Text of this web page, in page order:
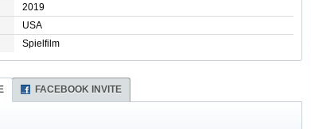
2019
USA
Spielfilm
FACEBOOK INVITE